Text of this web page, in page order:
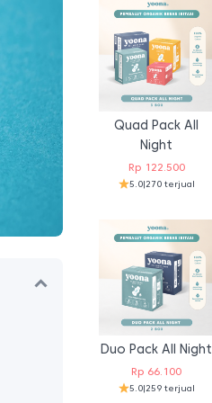
Quad Pack All
Night
Rp122.500
5.0|270 terjual
Duo Pack All Night
Rp 66.100
5.0|259 terjual